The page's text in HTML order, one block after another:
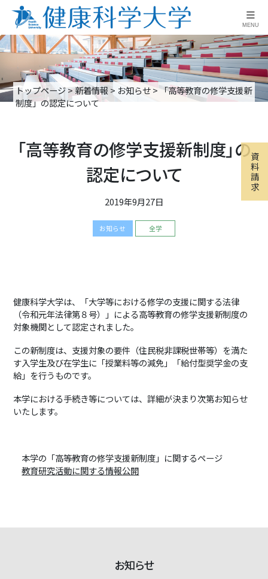
≡
MENU
資
料
請
求
トップページ>新着情報 > お知らせ>「高等教育の修学支援新
制度」の認定について
「高等教育の修学支援新制度」の
認定について
2019年9月27日
お知らせ 全学
健康科学大学は、「大学等における修学の支援に関する法律
（令和元年法律第８号）」による高等教育の修学支援新制度の
対象機関として認定されました。
この新制度は、支援対象の要件（住民税非課税世帯等）を満た
す入学生及び在学生に「授業料等の減免」「給付型奨学金の支
給」を行うものです。
本学における手続き等については、詳細が決まり次第お知らせ
いたします。
本学の「高等教育の修学支援新制度」に関するページ
教育研究活動に関する情報公開
お知らせ